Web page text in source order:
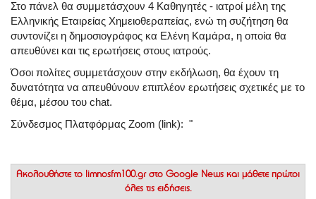
Στο πάνελ θα συμμετάσχουν 4 Καθηγητές - ιατροί μέλη της
Ελληνικής Εταιρείας Χημειοθεραπείας, ενώ τη συζήτηση θα
συντονίζει η δημοσιογράφος κα Ελένη Καμάρα, η οποία θα
απευθύνει και τις ερωτήσεις στους ιατρούς.
Όσοι πολίτες συμμετάσχουν στην εκδήλωση, θα έχουν τη
δυνατότητα να απευθύνουν επιπλέον ερωτήσεις σχετικές με το
θέμα, μέσου του chat.
Σύνδεσμος Πλατφόρμας Zoom (link): "
Ακολουθήστε το limnosfm100.gr στο Google News και μάθετε πρώτοι
όλες τις ειδήσεις.